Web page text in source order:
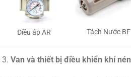
Điều áp AR Tách Nước BF
Van và thiết bị điều khiển khí nén